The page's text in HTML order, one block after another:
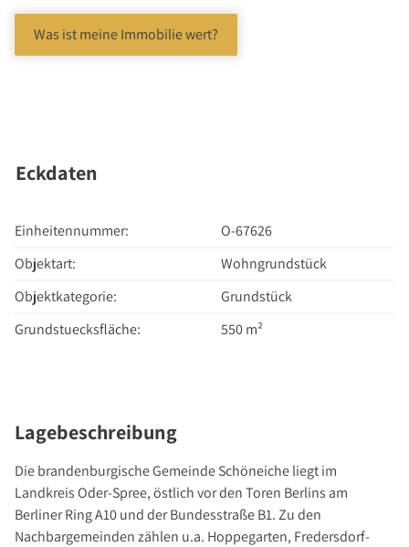
Suchauftrag Wohnen
Services
Blog
Podcast
Ratgeber
Über Uns
Unternehmen
Presse
Kontakt
Was ist meine Immobilie wert?
Eckdaten
Einheitennummer:
O-67626
Objektart:
Wohngrundstück
Objektkategorie:
Grundstück
Grundstuecksfläche:
550 m²
Lagebeschreibung
Die brandenburgische Gemeinde Schöneiche liegt im
Landkreis Oder-Spree, östlich vor den Toren Berlins am
Berliner Ring A10 und der Bundesstraße B1. Zu den
Nachbargemeinden zählen u.a. Hoppegarten, Fredersdorf-